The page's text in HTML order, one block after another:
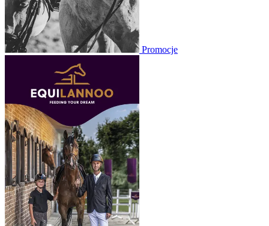
Promocje